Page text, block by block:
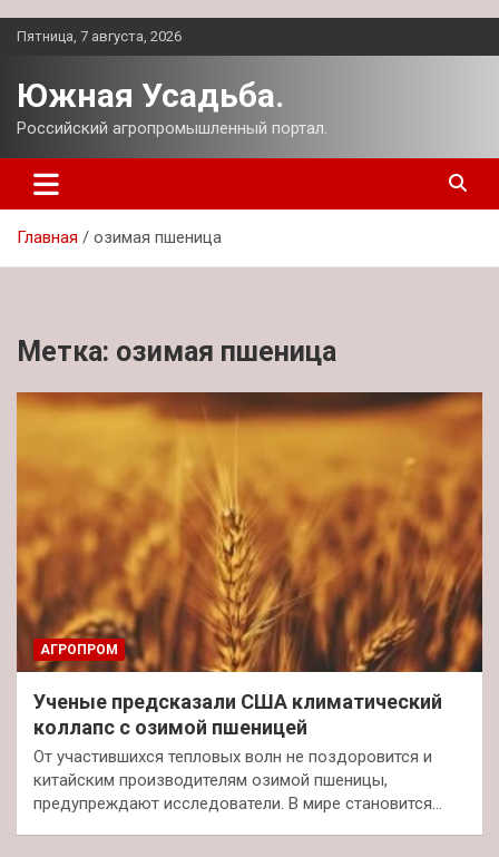
Перейти
Пятница, 7 августа, 2026
Южная Усадьба.
Российский агропромышленный портал.
Главная озимая пшеница
Метка: озимая пшеница
АГРОПРОМ
Ученые предсказали США климатический
коллапс с озимой пшеницей
От участившихся тепловых волн не поздоровится и
китайским производителям озимой пшеницы,
предупреждают исследователи. В мире становится…